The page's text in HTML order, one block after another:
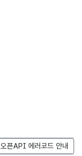
오픈API 에러코드 안내